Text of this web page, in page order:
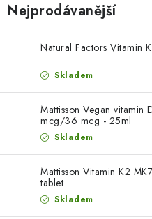
POTRAVINY
AKCE
DÁRKY
PORADNA
ZNAČKY
Nejprodávanější
Natural Factors Vitamin
Skladem
Mattisson Vegan vitamin
mcg/36 mcg - 25ml
Skladem
Mattisson Vitamin K2
tablet
Skladem